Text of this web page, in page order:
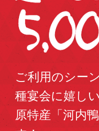
ご利用のシー
種宴会に嬉し
原特産「河内